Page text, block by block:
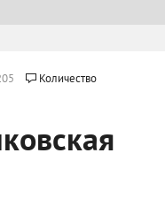
Количество